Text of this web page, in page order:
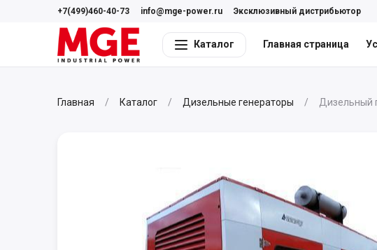
+7(499)460-40-73 info@mge-power.ru Эксклюзивный дистрибьютор
Каталог Главная страница
Главная Каталог Дизельные генераторы Дизельный